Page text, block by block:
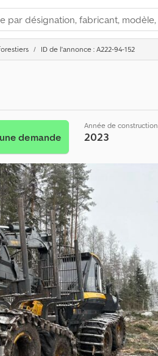
ID de l'annonce : A222-94-152
demande
Année de construction
2023